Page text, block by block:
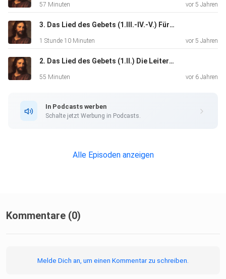
57 Minuten vor 5 Jahren
3. Das Lied des Gebets (1.III.-IV.-V.) Für und mit andere/n Beten
1 Stunde 10 Minuten vor 5 Jahren
2. Das Lied des Gebets (1.II.) Die Leiter des Gebets
55 Minuten vor 6 Jahren
In Podcasts werben
Schalte jetzt Werbung in Podcasts.
Alle Episoden anzeigen
Kommentare (0)
Melde Dich an, um einen Kommentar zu schreiben.